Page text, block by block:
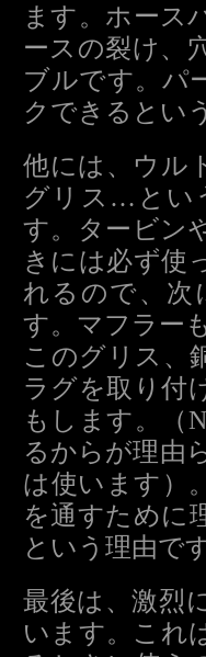
ます。ホース
ースの裂け、
ブルです。パ
クできるとい
他には、ウル
グリス…とい
す。タービン
きには必ず使
れるので、次
す。マフラー
このグリス、
ラグを取り付
もします。（
るからが理由
は使います）
を通すために
という理由で
最後は、激烈
います。これ